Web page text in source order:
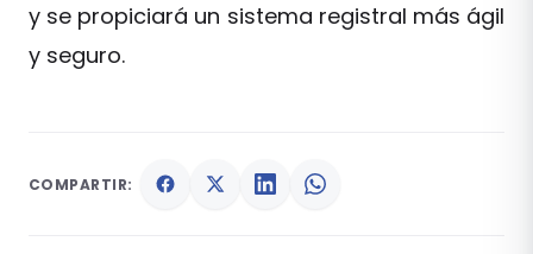
y se propiciará un sistema registral más ágil
y seguro.
COMPARTIR: